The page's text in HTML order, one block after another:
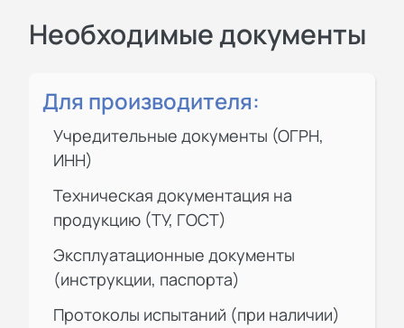
Необходимые документы
Для производителя:
Учредительные документы (ОГРН,
ИНН)
Техническая документация на
продукцию (ТУ, ГОСТ)
Эксплуатационные документы
(инструкции, паспорта)
Протоколы испытаний (при наличии)